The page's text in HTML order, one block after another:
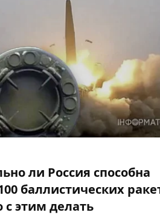
ли Россия способна
баллистических
с этим делать